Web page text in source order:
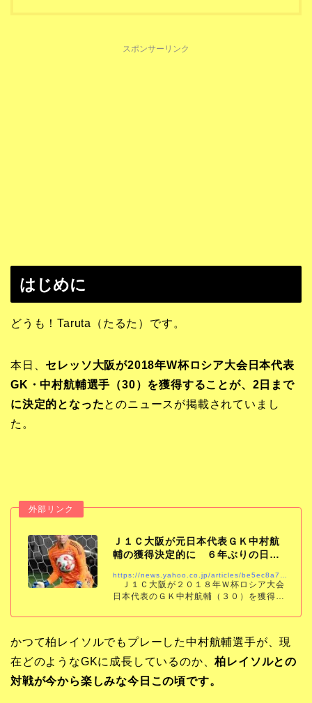
スポンサーリンク
はじめに
どうも！Taruta（たるた）です。
本日、 セレッソ大阪が2018年W杯ロシア大会日本代表
GK・中村航輔選手（30）を獲得することが、2日まで
に決定的となったとのニュースが掲載されていまし
た。
Ｊ１Ｃ大阪が元日本代表ＧＫ中村航
輔の獲得決定的に ６年ぶりの日本
https://news.yahoo.co.jp/articles/be5ec8a7bd66fc168357b76c661766cc5bf99b26
Ｊ１Ｃ大阪が２０１８年Ｗ杯ロシア大会
日本代表のＧＫ中村航輔（３０）を獲得す
の関係者によると既に交渉は合意に達して
年ぶりの
かつて柏レイソルでもプレーした中村航輔選手が、現
在どのようなGKに成長しているのか、柏レイソルとの
対戦が今から楽しみな今日この頃です。